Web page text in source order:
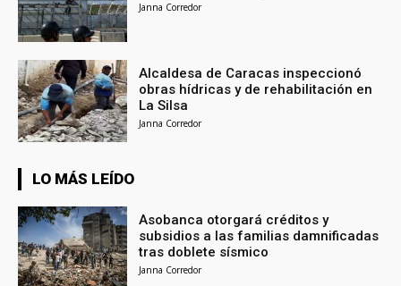
Janna Corredor
Alcaldesa de Caracas inspeccionó
obras hídricas y de rehabilitación en
La Silsa
Janna Corredor
LO MÁS LEÍDO
Asobanca otorgará créditos y
subsidios a las familias damnificadas
tras doblete sísmico
Janna Corredor